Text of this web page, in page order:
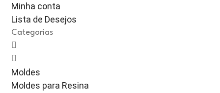
Minha conta
Lista de Desejos
Categorias
Moldes
Moldes para Resina